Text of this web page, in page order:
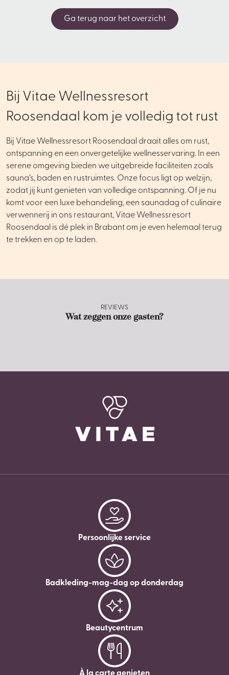
Ga terug naar het overzicht
Bij Vitae Wellnessresort
Roosendaal kom je volledig tot rust
Bij Vitae Wellnessresort Roosendaal draait alles om rust,
ontspanning en een onvergetelijke wellnesservaring. In een
serene omgeving bieden we uitgebreide faciliteiten zoals
sauna’s, baden en rustruimtes. Onze focus ligt op welzijn,
zodat jij kunt genieten van volledige ontspanning. Of je nu
komt voor een luxe behandeling, een saunadag of culinaire
verwennerij in ons restaurant, Vitae Wellnessresort
Roosendaal is dé plek in Brabant om je even helemaal terug
te trekken en op te laden.
REVIEWS
Wat zeggen onze gasten?
Persoonlijke service
Badkleding-mag-dag op donderdag
Beautycentrum